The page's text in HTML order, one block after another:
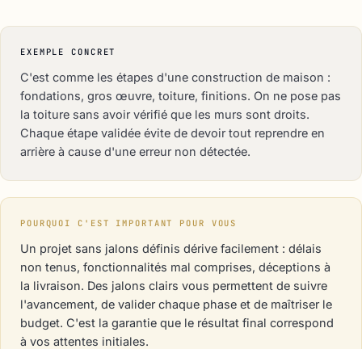
EXEMPLE CONCRET
C'est comme les étapes d'une construction de maison :
fondations, gros œuvre, toiture, finitions. On ne pose pas
la toiture sans avoir vérifié que les murs sont droits.
Chaque étape validée évite de devoir tout reprendre en
arrière à cause d'une erreur non détectée.
POURQUOI C'EST IMPORTANT POUR VOUS
Un projet sans jalons définis dérive facilement : délais
non tenus, fonctionnalités mal comprises, déceptions à
la livraison. Des jalons clairs vous permettent de suivre
l'avancement, de valider chaque phase et de maîtriser le
budget. C'est la garantie que le résultat final correspond
à vos attentes initiales.